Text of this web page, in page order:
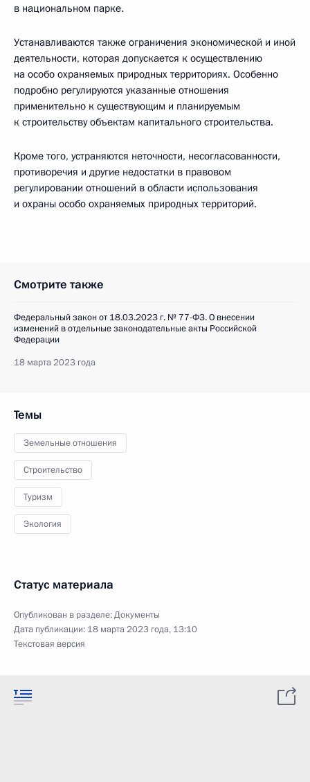
в национальном парке.
Устанавливаются также ограничения экономической и иной
деятельности, которая допускается к осуществлению
на особо охраняемых природных территориях. Особенно
подробно регулируются указанные отношения
применительно к существующим и планируемым
к строительству объектам капитального строительства.
Кроме того, устраняются неточности, несогласованности,
противоречия и другие недостатки в правовом
регулировании отношений в области использования
и охраны особо охраняемых природных территорий.
Смотрите также
Федеральный закон от 18.03.2023 г. № 77-ФЗ. О внесении
изменений в отдельные законодательные акты Российской
Федерации
18 марта 2023 года
Темы
Земельные отношения
Строительство
Туризм
Экология
Статус материала
Опубликован в разделе:Документы
Дата публикации: 18 марта 2023 года, 13:10
Текстовая версия